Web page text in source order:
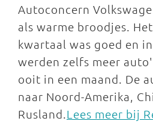
Autoconcern
als warme broodjes.
kwartaal was goed en
werden zelfs meer
ooit in een maand. De
naar Noord-Amerika,
Rusland.Lees meer bij